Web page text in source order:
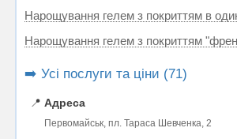
Нарощування гелем з покриттям в
Нарощування гелем з покриттям
➡️ Усі послуги та ціни (71)
📍 Адреса
Первомайськ, пл. Тараса Шевченка, 2